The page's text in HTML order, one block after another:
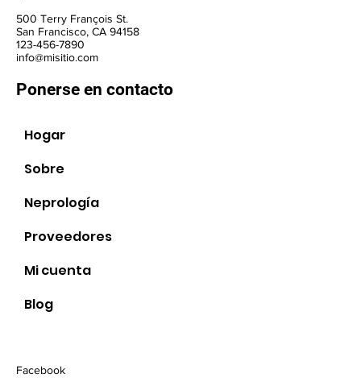
500 Terry François St.
San Francisco, CA 94158
123-456-7890
info@misitio.com
Ponerse en contacto
Facebook
Hogar
Sobre
Neprología
Proveedores
Mi cuenta
Blog